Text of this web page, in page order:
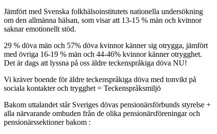
Jämfört med Svenska folkhälsoinstitutets nationella undersökning
om den allmänna hälsan, som visar att 13-15 % män och kvinnor
saknar emotionellt stöd.
29 % döva män och 57% döva kvinnor känner sig otrygga, jämfört
med övriga 16-19 % män och 44-46% kvinnor känner otrygghet.
Det är dags att lyssna på oss äldre teckenspråkiga döva NU!
Vi kräver boende för äldre teckenspråkiga döva med tonvikt på
sociala kontakter och trygghet = Teckenspråksmiljö
Bakom uttalandet står Sveriges dövas pensionärsförbunds styrelse +
alla närvarande ombuden från de olika pensionärsföreningar och
pensionärssektioner bakom :